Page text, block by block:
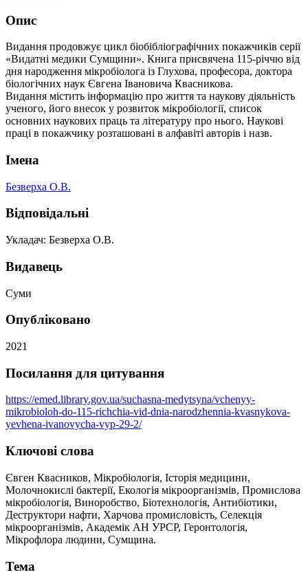
Опис
Видання продовжує цикл біобібліографічних покажчиків серії
«Видатні медики Сумщини». Книга присвячена 115-річчю від
дня народження мікробіолога із Глухова, професора, доктора
біологічних наук Євгена Івановича Квасникова.
Видання містить інформацію про життя та наукову діяльність
ученого, його внесок у розвиток мікробіології, список
основних наукових праць та літературу про нього. Наукові
праці в покажчику розташовані в алфавіті авторів і назв.
Імена
Безверха О.В.
Відповідальні
Укладач: Безверха О.В.
Видавець
Суми
Опубліковано
2021
Посилання для цитування
https://emed.library.gov.ua/suchasna-medytsyna/vchenyy-
mikrobioloh-do-115-richchia-vid-dnia-narodzhennia-kvasnykova-
yevhena-ivanovycha-vyp-29-2/
Ключові слова
Євген Квасников, Мікробіологія, Історія медицини,
Молочнокислі бактерії, Екологія мікроорганізмів, Промислова
мікробіологія, Виноробство, Біотехнологія, Антибіотики,
Деструктори нафти, Харчова промисловість, Селекція
мікроорганізмів, Академік АН УРСР, Геронтологія,
Мікрофлора людини, Сумщина.
Тема